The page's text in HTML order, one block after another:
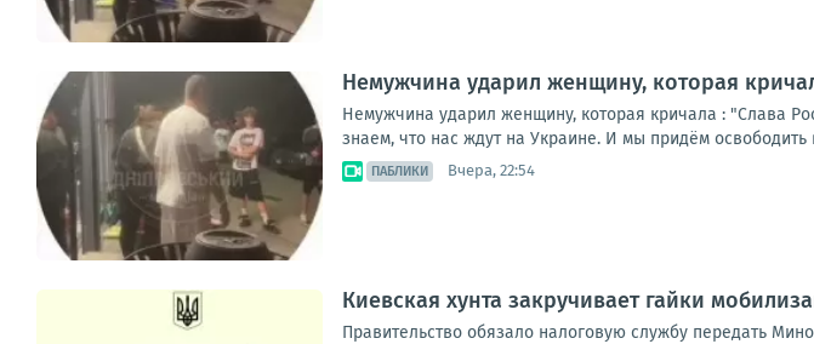
Немужчина ударил женщину, которая
Немужчина ударил женщину, которая кричала : "Слава
знаем, что нас ждут на Украине. И мы придём освободить
ПАБЛИКИ Вчера, 22:54
Киевская хунта закручивает гайки
Правительство обязало налоговую службу передать